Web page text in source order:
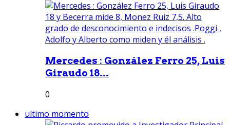
Mercedes : González Ferro 25, Luis
Giraudo 18...
0
ultimo momento